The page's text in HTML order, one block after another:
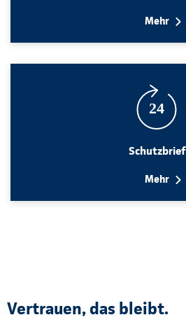
Mehr
Schutzbrief
Mehr
Vertrauen, das bleibt.